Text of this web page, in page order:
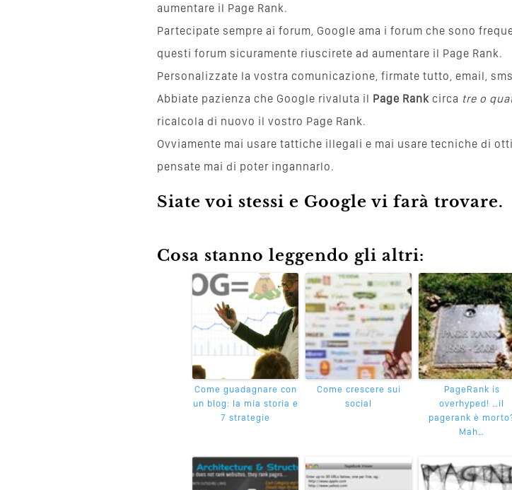
aumentare il Page Rank.
Partecipate sempre ai forum, Google ama i forum che sono
questi forum sicuramente riuscirete ad aumentare il Page Rank.
Personalizzate la vostra comunicazione, firmate tutto, email,
Abbiate pazienza che Google rivaluta il Page Rank circa tre o
ricalcola di nuovo il vostro Page Rank.
Ovviamente mai usare tattiche illegali e mai usare tecniche di
pensate mai di poter ingannarlo.
Siate voi stessi e Google vi farà trovare.
Cosa stanno leggendo gli altri:
Come guadagnare con
un blog: la mia storia e
7 strategie
Come crescere sui
social
PageRank is
overhyped! …il
pagerank è
Mah…